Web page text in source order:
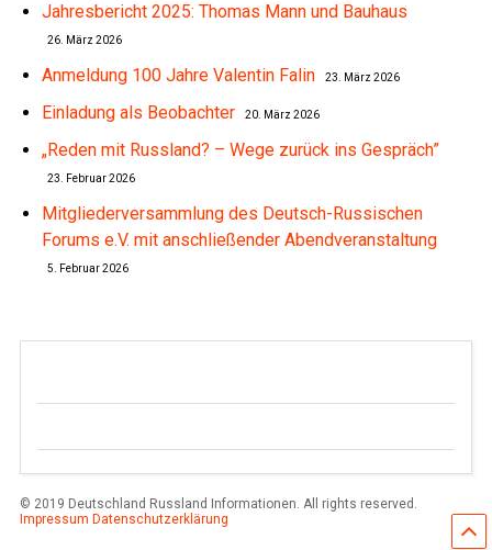
Jahresbericht 2025: Thomas Mann und Bauhaus
26. März 2026
Anmeldung 100 Jahre Valentin Falin 23. März 2026
Einladung als Beobachter 20. März 2026
„Reden mit Russland? – Wege zurück ins Gespräch”
23. Februar 2026
Mitgliederversammlung des Deutsch-Russischen
Forums e.V. mit anschließender Abendveranstaltung
5. Februar 2026
© 2019 Deutschland Russland Informationen. All rights reserved.
Impressum Datenschutzerklärung